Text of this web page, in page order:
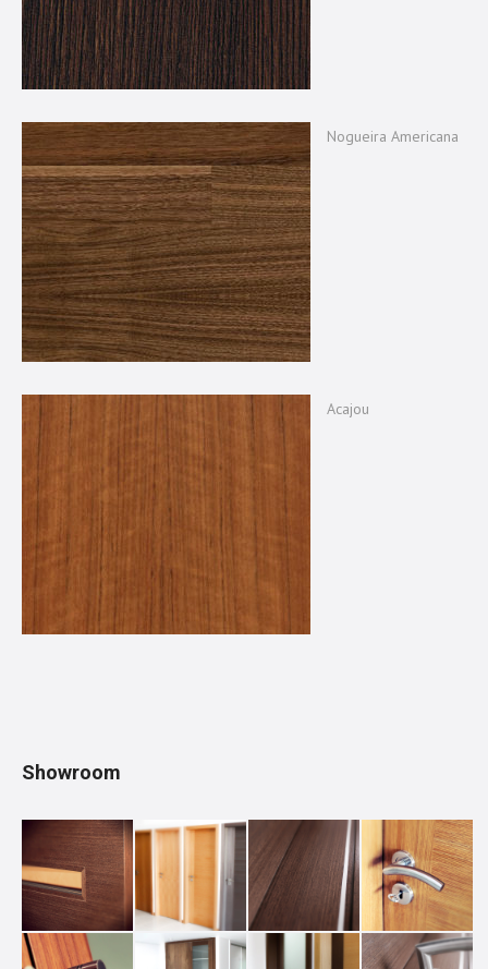
Nogueira Americana
Acajou
Showroom